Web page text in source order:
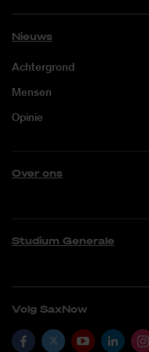
Nieuws
Achtergrond
Mensen
Opinie
Over ons
Studium Generale
Volg SaxNow